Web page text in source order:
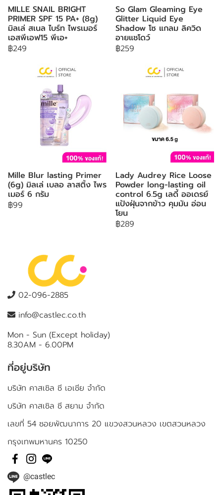
MILLE SNAIL BRIGHT
PRIMER SPF 15 PA+ (8g)
มิลเล่ สเนล ไบร์ท ไพรเมอร์
เอสพีเอฟ15 พีเอ+
฿249
So Glam Gleaming Eye
Glitter Liquid Eye
Shadow โซ แกลม ลิควิด
อายแชโดว์
฿259
Mille Blur lasting Primer
(6g) มิลเล่ เบลอ ลาสติ้ง ไพร
เมอร์ 6 กรัม
฿99
Lady Audrey Rice Loose
Powder long-lasting oil
control 6.5g เลดี้ ออเดรย์
แป้งฝุ่นจากข้าว คุมมัน อ่อน
โยน
฿289
02-096-2885
info@castlec.co.th
Mon - Sun (Except holiday)
8.30AM - 6.00PM
ที่อยู่บริษัท
บริษัท คาสเซิล ซี เอเชีย จำกัด
บริษัท คาสเซิล ซี สยาม จำกัด
เลขที่ 54 ซอยพัฒนาการ 20 แขวงสวนหลวง เขตสวนหลวง
กรุงเทพมหานคร 10250
@castlec